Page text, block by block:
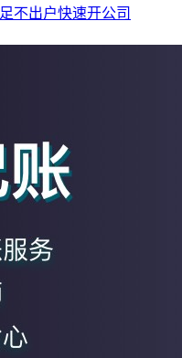
不出户快速开公司